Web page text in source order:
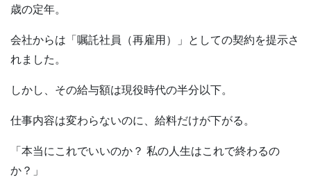
歳の定年。
会社からは「嘱託社員（再雇用）」としての契約を提示さ
れました。
しかし、その給与額は現役時代の半分以下。
仕事内容は変わらないのに、給料だけが下がる。
「本当にこれでいいのか？ 私の人生はこれで終わるの
か？」